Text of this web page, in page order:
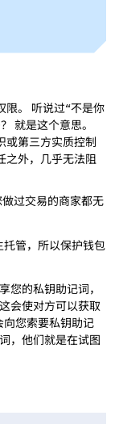
限。 听说过“不是你
就是这个意思。
或第三方实质控制
之外，几乎无法阻
过交易的商家都无
管，所以保护钱包
您的私钥助记词，
会使对方可以获取
您索要私钥助记
，他们就是在试图